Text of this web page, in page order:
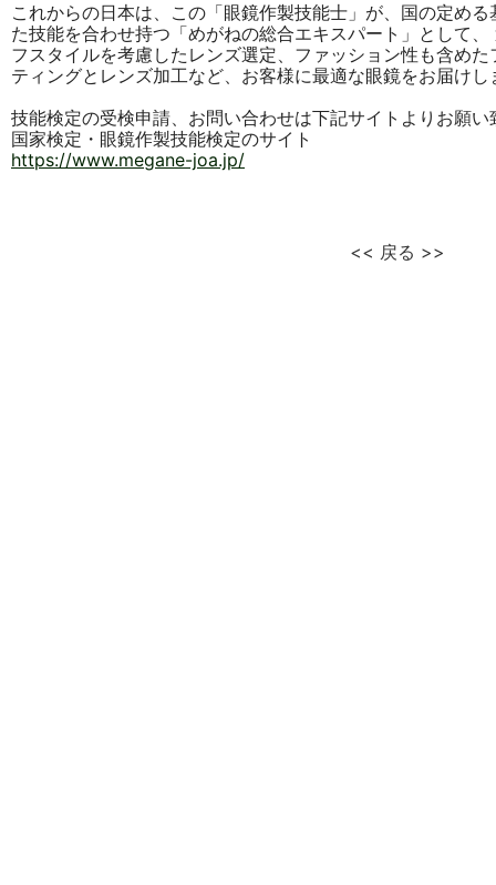
これからの日本は、この「眼鏡作製技能士」が、国の定め
た技能を合わせ持つ「めがねの総合エキスパート」として
フスタイルを考慮したレンズ選定、ファッション性も含め
ティングとレンズ加工など、お客様に最適な眼鏡をお届けし
技能検定の受検申請、お問い合わせは下記サイトよりお願い
国家検定・眼鏡作製技能検定のサイト
https://www.megane-joa.jp/
<< 戻る >>